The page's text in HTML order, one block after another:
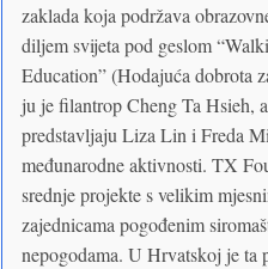
zaklada koja podržava
diljem svijeta pod geslom
Education” (Hodajuća dobrota
ju je filantrop Cheng Ta Hsieh,
predstavljaju Liza Lin i Freda
međunarodne aktivnosti. TX
srednje projekte s velikim
zajednicama pogođenim
nepogodama. U Hrvatskoj je ta